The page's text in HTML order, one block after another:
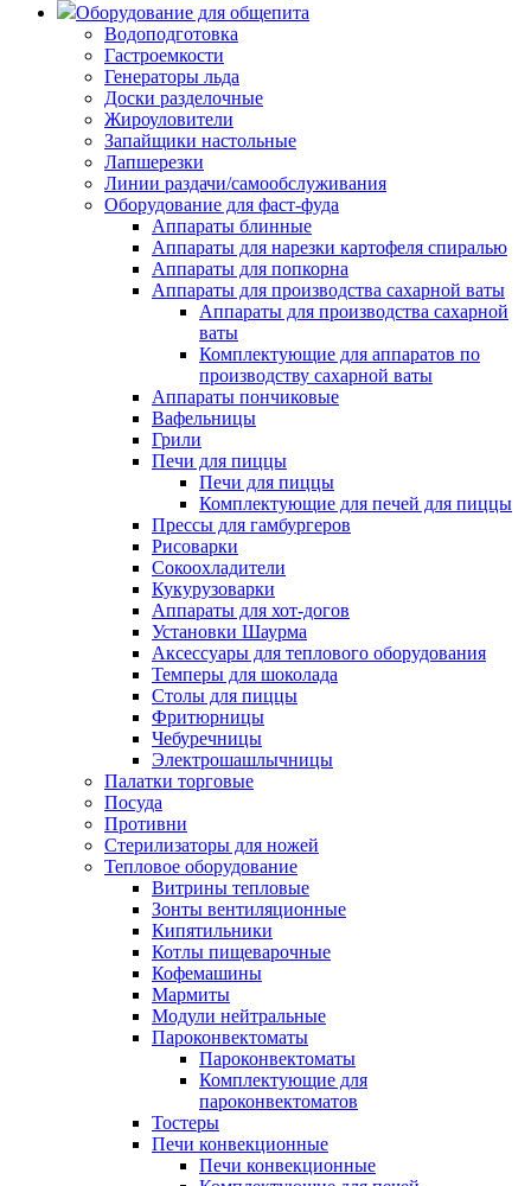
Оборудование для общепита
Водоподготовка
Гастроемкости
Генераторы льда
Доски разделочные
Жироуловители
Запайщики настольные
Лапшерезки
Линии раздачи/самообслуживания
Оборудование для фаст-фуда
Аппараты блинные
Аппараты для нарезки картофеля спиралью
Аппараты для попкорна
Аппараты для производства сахарной ваты
Аппараты для производства сахарной
ваты
Комплектующие для аппаратов по
производству сахарной ваты
Аппараты пончиковые
Вафельницы
Грили
Печи для пиццы
Печи для пиццы
Комплектующие для печей для пиццы
Прессы для гамбургеров
Рисоварки
Сокоохладители
Кукурузоварки
Аппараты для хот-догов
Установки Шаурма
Аксессуары для теплового оборудования
Темперы для шоколада
Столы для пиццы
Фритюрницы
Чебуречницы
Электрошашлычницы
Палатки торговые
Посуда
Противни
Стерилизаторы для ножей
Тепловое оборудование
Витрины тепловые
Зонты вентиляционные
Кипятильники
Котлы пищеварочные
Кофемашины
Мармиты
Модули нейтральные
Пароконвектоматы
Пароконвектоматы
Комплектующие для
пароконвектоматов
Тостеры
Печи конвекционные
Печи конвекционные